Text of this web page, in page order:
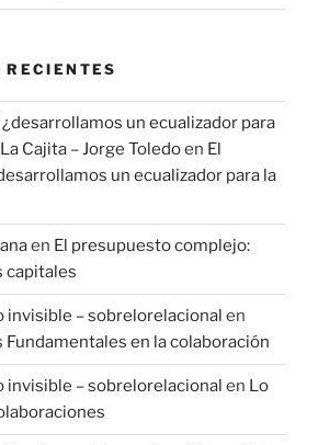
RECIENTES
un ecualizador para
Cajita – Jorge Toledoen El
un ecualizador para la
en El presupuesto complejo:
capitales
invisible – sobrelorelacional en
Fundamentales en la colaboración
invisible – sobrelorelacional en Lo